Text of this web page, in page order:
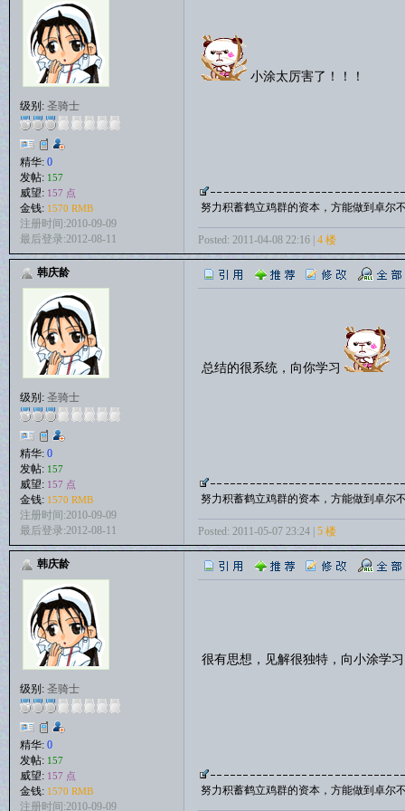
级别: 圣骑士
精华: 0
发帖: 157
威望: 157 点
金钱: 1570 RMB
注册时间:2010-09-09
最后登录:2012-08-11
小涂太厉害了！！！
努力积蓄鹤立鸡群的资本，方能做到卓尔
Posted: 2011-04-08 22:16 | 4 楼
韩庆龄
级别: 圣骑士
精华: 0
发帖: 157
威望: 157 点
金钱: 1570 RMB
注册时间:2010-09-09
最后登录:2012-08-11
总结的很系统，向你学习
努力积蓄鹤立鸡群的资本，方能做到卓尔
Posted: 2011-05-07 23:24 | 5 楼
韩庆龄
级别: 圣骑士
精华: 0
发帖: 157
威望: 157 点
金钱: 1570 RMB
注册时间:2010-09-09
很有思想，见解很独特，向小涂学
努力积蓄鹤立鸡群的资本，方能做到卓尔